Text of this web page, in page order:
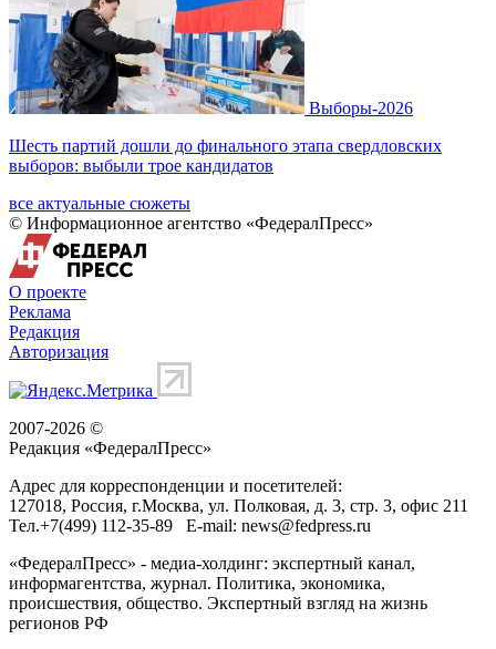
Выборы-2026
Шесть партий дошли до финального этапа свердловских
выборов: выбыли трое кандидатов
все актуальные сюжеты
© Информационное агентство «ФедералПресс»
О проекте
Реклама
Редакция
Авторизация
2007-2026 ©
Редакция «ФедералПресс»
Адрес для корреспонденции и посетителей:
127018, Россия, г.Москва, ул. Полковая, д. 3, стр. 3, офис 211
Тел.+7(499) 112-35-89 E-mail: news@fedpress.ru
«ФедералПресс» - медиа-холдинг: экспертный канал,
информагентства, журнал. Политика, экономика,
происшествия, общество. Экспертный взгляд на жизнь
регионов РФ